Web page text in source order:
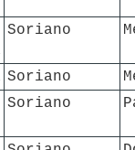
Soriano
Soriano
Soriano